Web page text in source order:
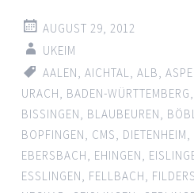
AUGUST 29, 2012
UKEIM
AALEN, AICHTAL, ALB,
URACH, BADEN-WÜRTTEMBERG,
BISSINGEN, BLAUBEUREN,
BOPFINGEN, CMS, DIETENHEIM,
EBERSBACH, EHINGEN,
ESSLINGEN, FELLBACH,